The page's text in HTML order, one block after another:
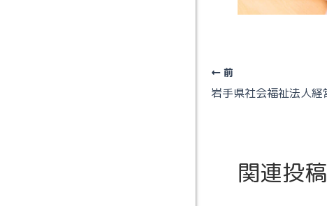
前
関連投稿